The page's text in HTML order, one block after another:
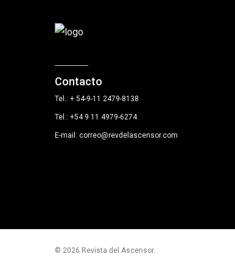
Contacto
Tel.: + 54-9-11 2479-8138
Tel.: +54 9 11 4979-6274
E-mail: correo@revdelascensor.com
© 2026 Revista del Ascensor.